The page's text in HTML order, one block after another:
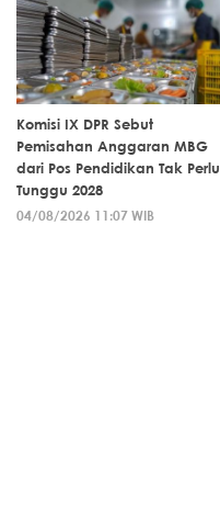
Komisi IX DPR Sebut
Pemisahan Anggaran MBG
dari Pos Pendidikan Tak Perlu
Tunggu 2028
04/08/2026 11:07 WIB